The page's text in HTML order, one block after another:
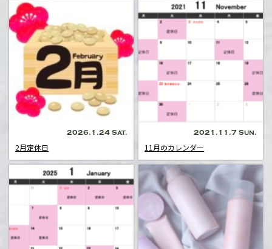
2026.1.24 Sat.
2月定休日
2021.11.7 Sun.
11月のカレンダー